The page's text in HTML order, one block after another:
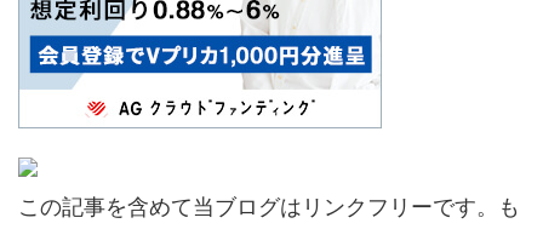
この記事を含めて当ブログはリンクフリーです。も